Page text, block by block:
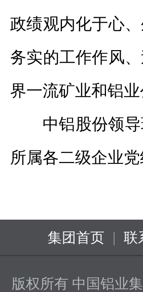
政绩观内化于心
务实的工作作风
界一流矿业和铝
中铝股份领
所属各二级企业
集团首页 | 联
版权所有 中国铝业